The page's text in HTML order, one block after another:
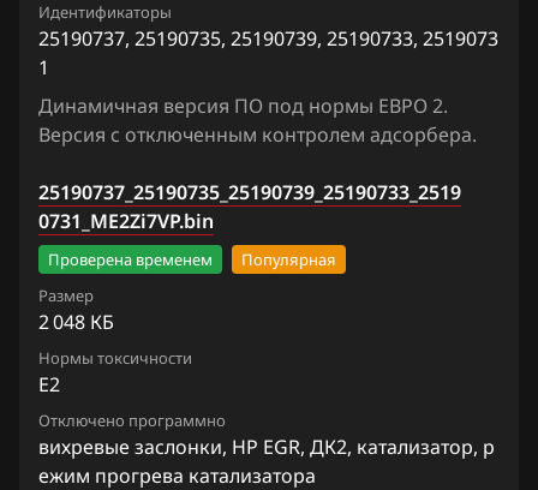
Geely
Genesis
GMC
Groz
Haima
Haval
Hawtai
Honda
Hongqi
Идентификаторы
25190737, 25190735, 25190739, 25190733, 2519073
1
Динамичная версия ПО под нормы ЕВРО 2.
Версия с отключенным контролем адсорбера.
25190737_25190735_25190739_25190733_2519
0731_ME2Zi7VP.bin
Проверена временем
Популярная
Размер
2 048 КБ
Нормы токсичности
E2
Отключено программно
вихревые заслонки, HP EGR, ДК2, катализатор, р
ежим прогрева катализатора